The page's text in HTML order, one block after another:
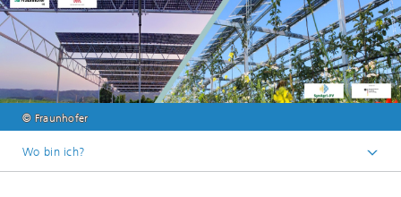
© Fraunhofer
Wo bin ich?